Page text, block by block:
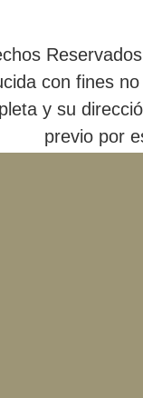
con fines
y su
previo por